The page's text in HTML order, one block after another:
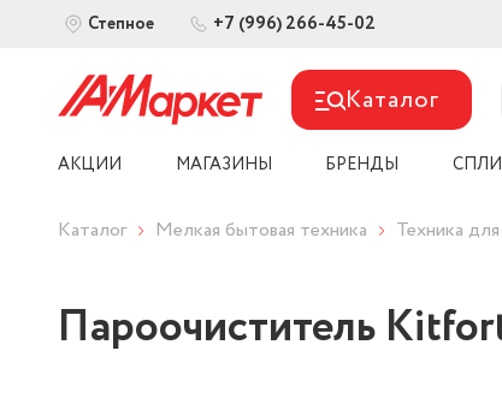
Степное +7 (996) 266-45-02
Каталог
АКЦИИ МАГАЗИНЫ БРЕНДЫ
Каталог Мелкая бытовая техника Техника
Пароочиститель